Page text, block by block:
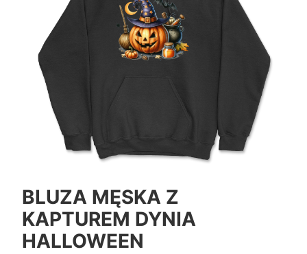
BLUZA MĘSKA Z
KAPTUREM DYNIA
HALLOWEEN